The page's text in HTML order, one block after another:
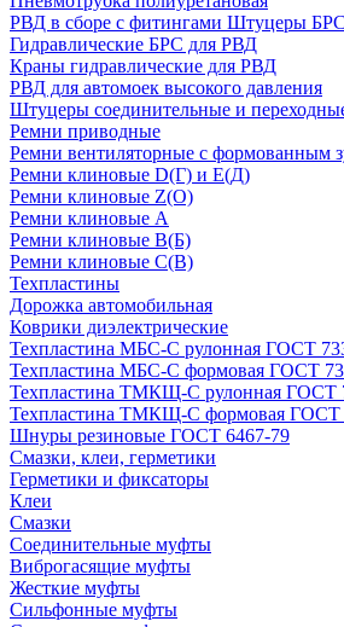
РВД в сборе с фитингами Штуцеры БРС
Гидравлические БРС для РВД
Краны гидравлические для РВД
РВД для автомоек высокого давления
Штуцеры соединительные и
Ремни приводные
Ремни вентиляторные с формованным
Ремни клиновые D(Г) и Е(Д)
Ремни клиновые Z(О)
Ремни клиновые А
Ремни клиновые В(Б)
Ремни клиновые С(В)
Техпластины
Дорожка автомобильная
Коврики диэлектрические
Техпластина МБС-С рулонная ГОСТ
Техпластина МБС-С формовая ГОСТ
Техпластина ТМКЩ-С рулонная ГОСТ
Техпластина ТМКЩ-С формовая ГОСТ
Шнуры резиновые ГОСТ 6467-79
Смазки, клеи, герметики
Герметики и фиксаторы
Клеи
Смазки
Соединительные муфты
Виброгасящие муфты
Жесткие муфты
Сильфонные муфты